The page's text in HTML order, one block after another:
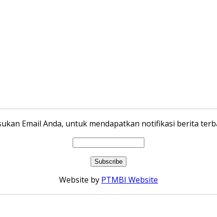
Email Anda, untuk mendapatkan notifikasi berita
Website by PTMBI Website